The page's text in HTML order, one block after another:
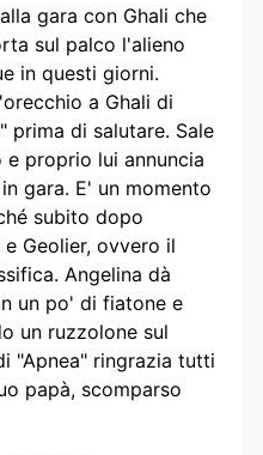
gara con Ghali che
sul palco l'alieno
in questi giorni.
a Ghali di
prima di salutare. Sale
proprio lui annuncia
gara. E' un momento
subito dopo
Geolier, ovvero il
Angelina dà
un po' di fiatone e
un ruzzolone sul
"Apnea" ringrazia tutti
papà, scomparso